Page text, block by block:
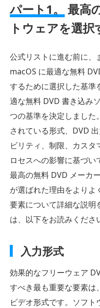
パート1。
最高
トウェアを選択
公式リストに進む前に
macOS に最適な無料
するために選択した基準
適な無料 DVD 書き込み
つの基準を決定しました
されている形式、DVD
ビリティ、制限、カス
ロセスへの影響に基づい
最高の無料 DVD メーカ
が選ばれた理由をよりよ
要素について詳細な説明
は、以下をお読みくださ
入力形式
効果的なフリーウェア
すべき最も重要な要素は
ビデオ形式です。ソフ